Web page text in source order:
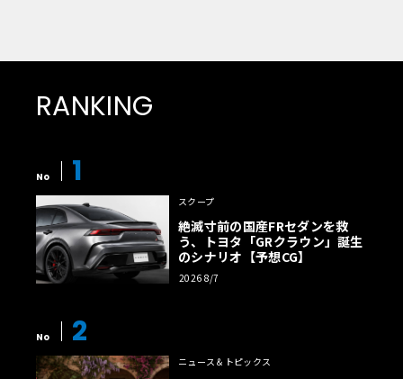
RANKING
No 1
スクープ
絶滅寸前の国産FRセダンを救
う、トヨタ「GRクラウン」誕生
のシナリオ【予想CG】
2026 8/7
No 2
ニュース＆トピックス